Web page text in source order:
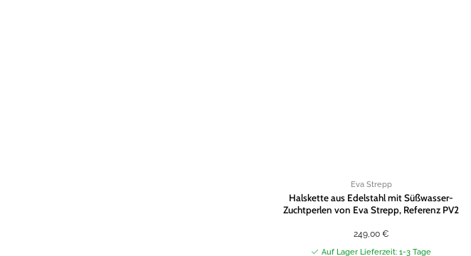
Eva Strepp
Halskette aus Edelstahl mit Süßwasser-
Zuchtperlen von Eva Strepp, Referenz PV2
249,00 €
Auf Lager Lieferzeit: 1-3 Tage